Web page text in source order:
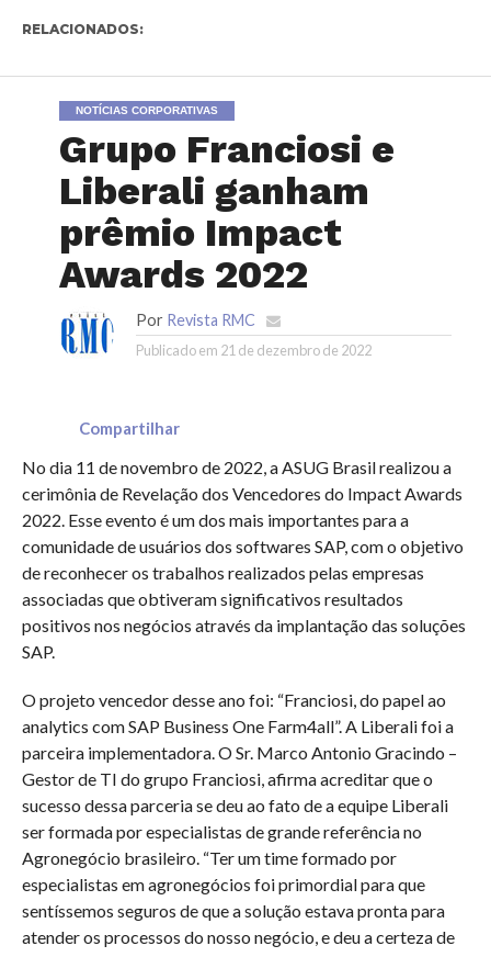
RELACIONADOS:
NOTÍCIAS CORPORATIVAS
Grupo Franciosi e
Liberali ganham
prêmio Impact
Awards 2022
Por Revista RMC
Publicado em 21 de dezembro de 2022
Compartilhar
No dia 11 de novembro de 2022, a ASUG Brasil realizou a
cerimônia de Revelação dos Vencedores do Impact Awards
2022. Esse evento é um dos mais importantes para a
comunidade de usuários dos softwares SAP, com o objetivo
de reconhecer os trabalhos realizados pelas empresas
associadas que obtiveram significativos resultados
positivos nos negócios através da implantação das soluções
SAP.
O projeto vencedor desse ano foi: “Franciosi, do papel ao
analytics com SAP Business One Farm4all”. A Liberali foi a
parceira implementadora. O Sr. Marco Antonio Gracindo –
Gestor de TI do grupo Franciosi, afirma acreditar que o
sucesso dessa parceria se deu ao fato de a equipe Liberali
ser formada por especialistas de grande referência no
Agronegócio brasileiro. “Ter um time formado por
especialistas em agronegócios foi primordial para que
sentíssemos seguros de que a solução estava pronta para
atender os processos do nosso negócio, e deu a certeza de